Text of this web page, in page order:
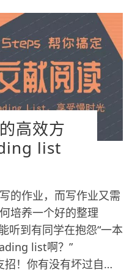
高效方
list
的作业，而写作业又需
培养一个好的整理
听到有同学在抱怨“一本
list啊？”
招！你有没有坏过自…